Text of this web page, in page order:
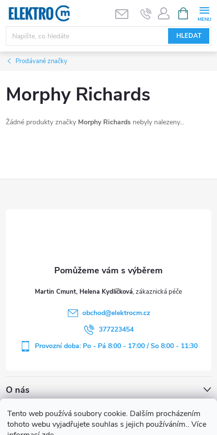
Tento web používá soubory cookie. Dalším procházením
tohoto webu vyjadřujete souhlas s jejich používáním.. Více
Přejít
obsah
HLEDAT
NÁKUPNÍ
KOŠÍK
Prodávané značky
Morphy Richards
Žádné produkty značky Morphy Richards nebyly nalezeny...
O nás
Martin Cmunt, Helena Kydlíčková
obchod@elektrocm.cz
377223454
Provozní doba: Po - Pá 8:00 - 17:00 / So 8:00 - 11:30